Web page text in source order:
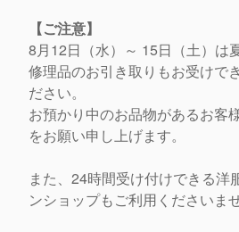
【ご注意】
8月12日（水）～ 15日（土）は
修理品のお引き取りもお受けで
ださい。
お預かり中のお品物があるお客様
をお願い申し上げます。
また、 24時間受け付けできる洋
ンショップもご利用 くださいませ